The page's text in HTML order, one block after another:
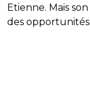
Etienne. Mais
des opportunités